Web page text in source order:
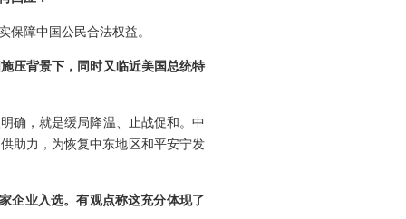
保障中国公民合法权益。
压背景下，同时又临近美国总统特
确，就是缓局降温、止战促和。中
助力，为恢复中东地区和平安宁发
企业入选。有观点称这充分体现了